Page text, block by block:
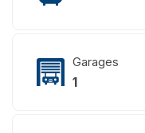
Garages
1